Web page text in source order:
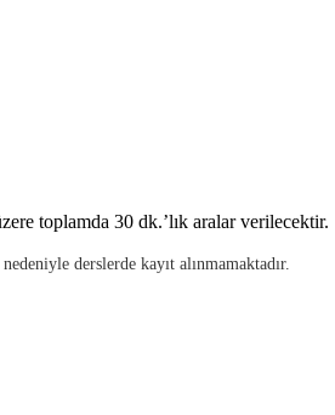
toplamda 30 dk.’lık aralar verilecektir.
derslerde kayıt alınmamaktadır.